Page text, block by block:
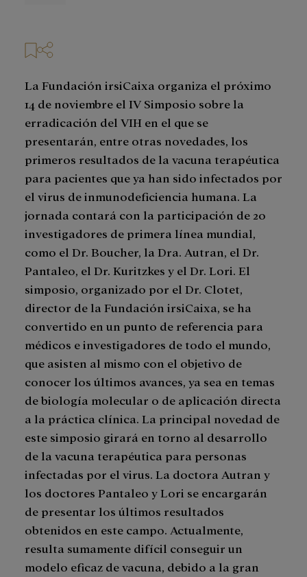
La Fundación irsiCaixa organiza el próximo
14 de noviembre el IV Simposio sobre la
erradicación del VIH en el que se
presentarán, entre otras novedades, los
primeros resultados de la vacuna terapéutica
para pacientes que ya han sido infectados por
el virus de inmunodeficiencia humana. La
jornada contará con la participación de 20
investigadores de primera línea mundial,
como el Dr. Boucher, la Dra. Autran, el Dr.
Pantaleo, el Dr. Kuritzkes y el Dr. Lori. El
simposio, organizado por el Dr. Clotet,
director de la Fundación irsiCaixa, se ha
convertido en un punto de referencia para
médicos e investigadores de todo el mundo,
que asisten al mismo con el objetivo de
conocer los últimos avances, ya sea en temas
de biología molecular o de aplicación directa
a la práctica clínica. La principal novedad de
este simposio girará en torno al desarrollo
de la vacuna terapéutica para personas
infectadas por el virus. La doctora Autran y
los doctores Pantaleo y Lori se encargarán
de presentar los últimos resultados
obtenidos en este campo. Actualmente,
resulta sumamente difícil conseguir un
modelo eficaz de vacuna, debido a la gran